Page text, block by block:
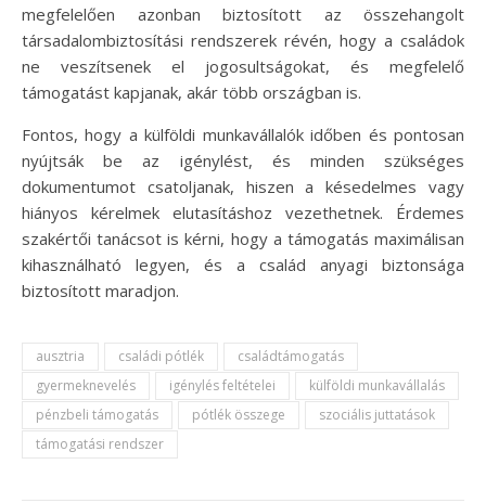
megfelelően azonban biztosított az összehangolt
társadalombiztosítási rendszerek révén, hogy a családok
ne veszítsenek el jogosultságokat, és megfelelő
támogatást kapjanak, akár több országban is.
Fontos, hogy a külföldi munkavállalók időben és pontosan
nyújtsák be az igénylést, és minden szükséges
dokumentumot csatoljanak, hiszen a késedelmes vagy
hiányos kérelmek elutasításhoz vezethetnek. Érdemes
szakértői tanácsot is kérni, hogy a támogatás maximálisan
kihasználható legyen, és a család anyagi biztonsága
biztosított maradjon.
ausztria családi pótlék
családtámogatás
gyermeknevelés
igénylés feltételei
külföldi munkavállalás
pénzbeli támogatás
pótlék összege
szociális juttatások
támogatási rendszer